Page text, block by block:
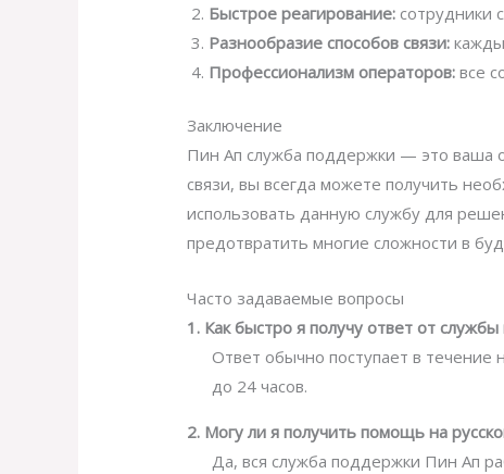
Быстрое реагирование: сотрудники
Разнообразие способов связи:
Профессионализм операторов: все
Заключение
Пин Ап служба поддержки — это ваша
связи, вы всегда можете получить
использовать данную службу для
предотвратить многие сложности в
Часто задаваемые вопросы
1. Как быстро я получу ответ от
Ответ обычно поступает в течение
до 24 часов.
2. Могу ли я получить помощь на
Да, вся служба поддержки Пин Ап